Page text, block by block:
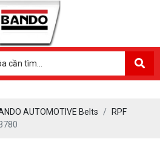
AUTOMOTIVE Belts
RPF